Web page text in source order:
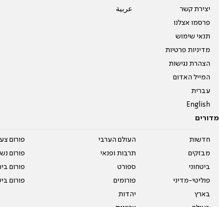
יצירת קשר
פרסמו אצלנו
תנאי שימוש
מדיניות פרטיות
הצהרת נגישות
המייל האדום
עברית
English
عربية
מדורים
חדשות
מבזקים
ביטחוני
פוליטי-מדיני
בארץ
העולם הערבי
תרבות ופנאי
ספורט
פורומים
יהדות
פורום
פורום
פורום
פורום